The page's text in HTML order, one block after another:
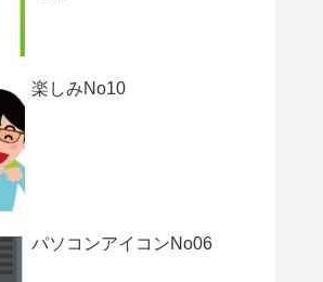
楽しみNo10
パソコンアイコンNo06